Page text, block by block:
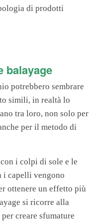
di prodotti
balayage
potrebbero sembrare
simili, in realtà lo
tra loro, non solo per
per il metodo di
i colpi di sole e le
i capelli vengono
ottenere un effetto più
si ricorre alla
creare sfumature